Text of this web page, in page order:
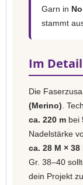
Garn in
stammt
Im Detail
Die
(Merino) .
ca. 220 m bei
Nadelstärke
ca. 28 M ×
Gr. 38–40
dein Projekt